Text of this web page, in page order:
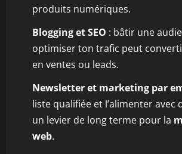
produits numériques.
Blogging et SEO : bâtir une
optimiser ton trafic peut
en ventes ou leads.
Newsletter et marketing par
liste qualifiée et l’alimenter avec
un levier de long terme pour la
web.